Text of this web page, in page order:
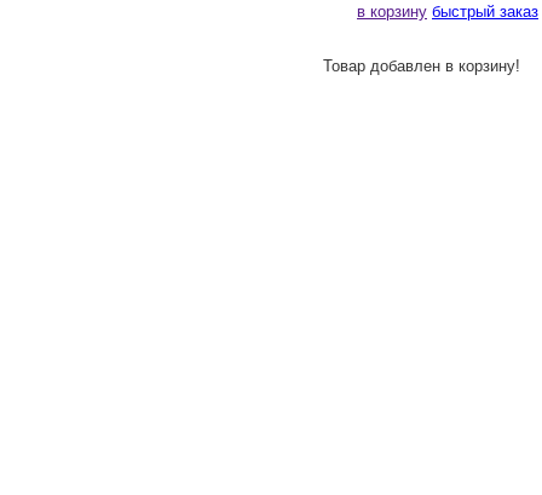
в корзину быстрый заказ
Товар добавлен в корзину!